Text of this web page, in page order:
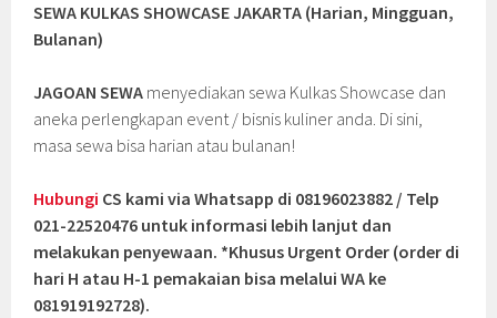
SEWA KULKAS SHOWCASE JAKARTA (Harian, Mingguan,
Bulanan)
JAGOAN SEWA menyediakan sewa Kulkas Showcase dan
aneka perlengkapan event / bisnis kuliner anda. Di sini,
masa sewa bisa harian atau bulanan!
Hubungi CS kami via Whatsapp di 08196023882 / Telp
021-22520476 untuk informasi lebih lanjut dan
melakukan penyewaan. *Khusus Urgent Order (order di
hari H atau H-1 pemakaian bisa melalui WA ke
081919192728).